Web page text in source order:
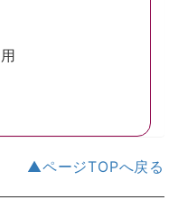
用
▲ページTOPへ戻る